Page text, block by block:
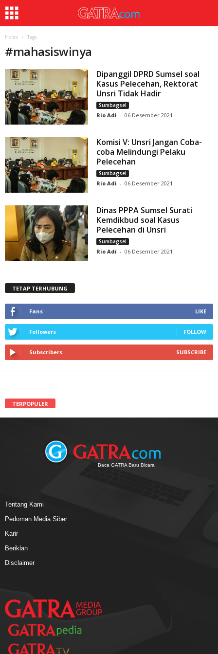
Home Tags
#mahasiswinya
Dipanggil DPRD Sumsel soal
Kasus Pelecehan, Rektorat
Unsri Tidak Hadir
Sumbagsel
Rio Adi - 06 Desember 2021
Komisi V: Unsri Jangan Coba-
coba Melindungi Pelaku
Pelecehan
Sumbagsel
Rio Adi - 06 Desember 2021
Dinas PPPA Sumsel Surati
Kemdikbud soal Kasus
Pelecehan di Unsri
Sumbagsel
Rio Adi - 06 Desember 2021
TETAP TERHUBUNG
Fans LIKE
Followers FOLLOW
Subscribers SUBSCRIBE
TERPOPULER
Baca GATRA Baru Bicara
Tentang Kami
Pedoman Media Siber
Karir
Beriklan
Disclaimer